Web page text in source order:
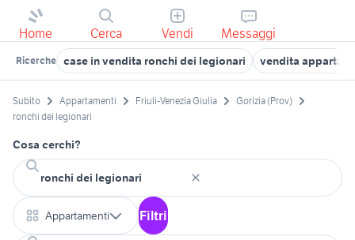
Home Cerca Vendi Messaggi
Ricerche case in vendita ronchi dei legionari vendita
Subito Appartamenti Friuli-Venezia Giulia
Gorizia (Prov)
ronchi dei legionari
Cosa cerchi?
Appartamenti Filtri